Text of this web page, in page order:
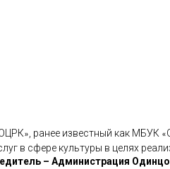
» , ранее известный как МБУК «
в сфере культуры в целях
– Администрация